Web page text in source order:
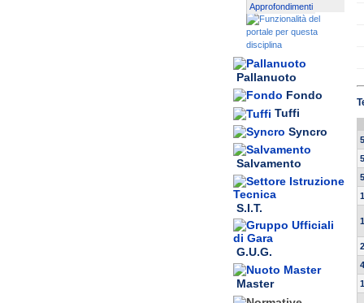
Approfondimenti
Pallanuoto
Fondo
Tuffi
Syncro
Salvamento
S.I.T.
G.U.G.
Master